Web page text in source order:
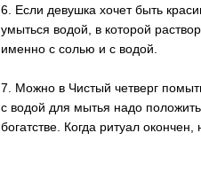
6. Если девушка хочет быть
умыться водой, в которой
именно с солью и с водой.
7. Можно в Чистый четверг
с водой для мытья надо
богатстве. Когда ритуал